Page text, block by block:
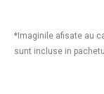
*Imaginile afisate au
sunt incluse in